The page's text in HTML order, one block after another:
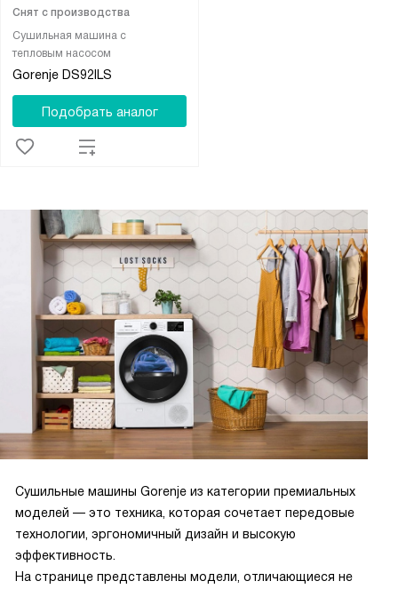
Сушильная машина с
тепловым насосом
Gorenje DS92ILS
Снят с производства
Подобрать аналог
Сушильные машины Gorenje из категории премиальных
моделей — это техника, которая сочетает передовые
технологии, эргономичный дизайн и высокую
эффективность.
На странице представлены модели, отличающиеся не